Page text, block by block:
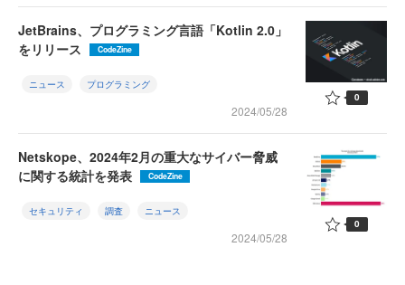
JetBrains、プログラミング言語「Kotlin 2.0」
をリリース
CodeZine
ニュース プログラミング
2024/05/28
0
Netskope、2024年2月の重大なサイバー脅威
に関する統計を発表
CodeZine
セキュリティ 調査 ニュース
2024/05/28
0